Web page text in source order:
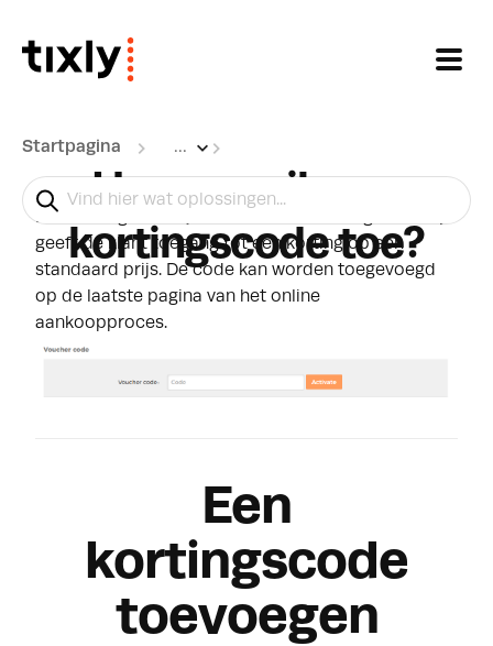
Startpagina ...
Hoe voeg ik een
kortingscode toe?
Een kortingscode (ookwel vouchercode genoemd)
geeft de klant toegang tot een korting op een
standaard prijs. De code kan worden toegevoegd
op de laatste pagina van het online
aankoopproces.
Een
kortingscode
toevoegen